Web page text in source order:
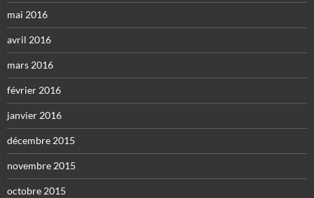
mai 2016
avril 2016
mars 2016
février 2016
janvier 2016
décembre 2015
novembre 2015
octobre 2015